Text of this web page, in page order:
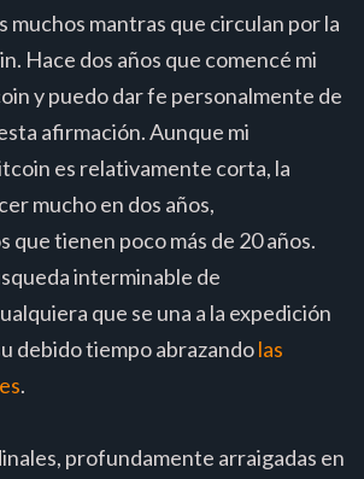
muchos mantras que circulan por la
Hace dos años que comencé mi
y puedo dar fe personalmente de
afirmación. Aunque mi
es relativamente corta, la
mucho en dos años,
que tienen poco más de 20 años.
interminable de
que se una a la expedición
debido tiempo abrazandolas
.
profundamente arraigadas en